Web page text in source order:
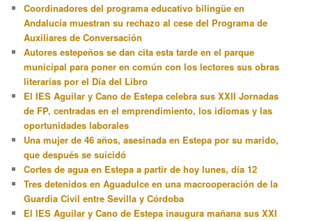
Coordinadores del programa educativo bilingüe en
Andalucía muestran su rechazo al cese del Programa de
Auxiliares de Conversación
Autores estepeños se dan cita esta tarde en el parque
municipal para poner en común con los lectores sus obras
literarias por el Día del Libro
El IES Aguilar y Cano de Estepa celebra sus XXII Jornadas
de FP, centradas en el emprendimiento, los idiomas y las
oportunidades laborales
Una mujer de 46 años, asesinada en Estepa por su marido,
que después se suicidó
Cortes de agua en Estepa a partir de hoy lunes, día 12
Tres detenidos en Aguadulce en una macrooperación de la
Guardia Civil entre Sevilla y Córdoba
El IES Aguilar y Cano de Estepa inaugura mañana sus XXI